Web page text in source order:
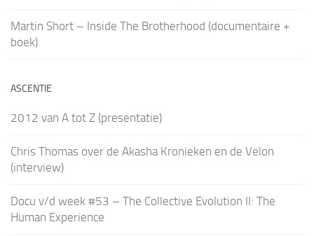
Martin Short – Inside The Brotherhood (documentaire +
boek)
ASCENTIE
2012 van A tot Z (presentatie)
Chris Thomas over de Akasha Kronieken en de Velon
(interview)
Docu v/d week #53 – The Collective Evolution II: The
Human Experience